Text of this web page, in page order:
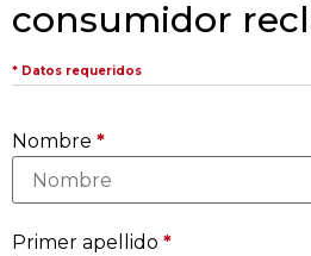
consumidor
* Datos requeridos
Nombre*
Primer apellido*